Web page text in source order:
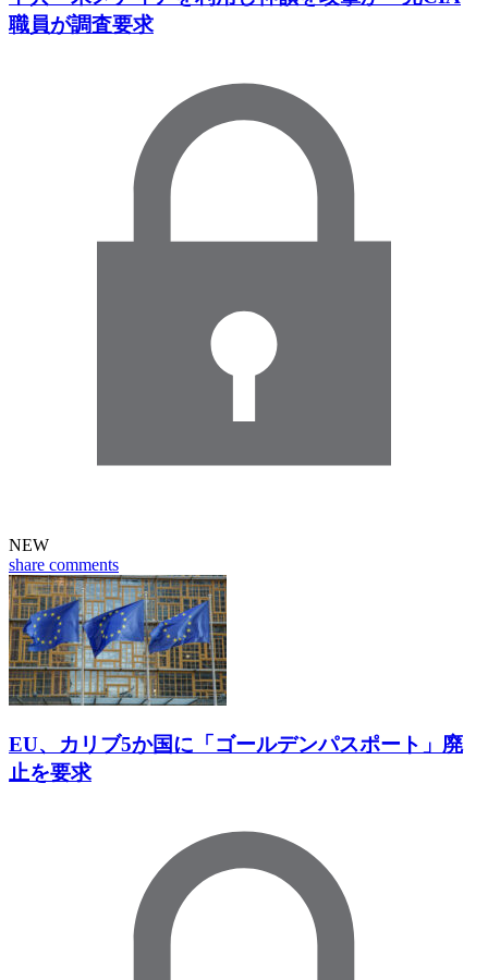
職員が調査要求
NEW
share comments
EU、カリブ5か国に「ゴールデンパスポート」廃
止を要求